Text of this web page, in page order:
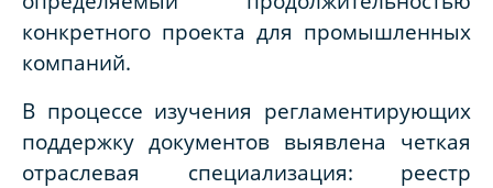
конкретного проекта для промышленных
компаний.
В процессе изучения регламентирующих
поддержку документов выявлена четкая
отраслевая специализация: реестр